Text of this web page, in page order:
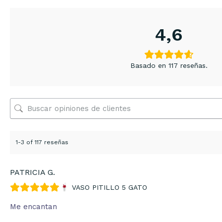
4,6
Basado en 117 reseñas.
1-3 of 117 reseñas
PATRICIA G.
VASO PITILLO 5 GATO
Me encantan